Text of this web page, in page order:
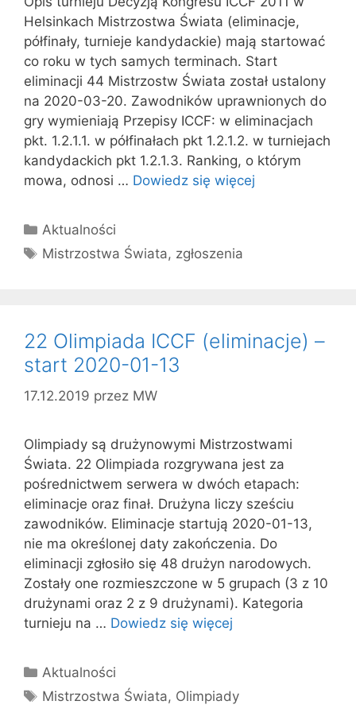
Helsinkach Mistrzostwa Świata (eliminacje,
półfinały, turnieje kandydackie) mają startować
co roku w tych samych terminach. Start
eliminacji 44 Mistrzostw Świata został ustalony
na 2020-03-20. Zawodników uprawnionych do
gry wymieniają Przepisy ICCF: w eliminacjach
pkt. 1.2.1.1. w półfinałach pkt 1.2.1.2. w turniejach
kandydackich pkt 1.2.1.3. Ranking, o którym
mowa, odnosi … Dowiedz się więcej
Kategorie
Aktualności
Tagi
Mistrzostwa Świata, zgłoszenia
22 Olimpiada ICCF (eliminacje) –
start 2020-01-13
17.12.2019 przez MW
Olimpiady są drużynowymi Mistrzostwami
Świata. 22 Olimpiada rozgrywana jest za
pośrednictwem serwera w dwóch etapach:
eliminacje oraz finał. Drużyna liczy sześciu
zawodników. Eliminacje startują 2020-01-13,
nie ma określonej daty zakończenia. Do
eliminacji zgłosiło się 48 drużyn narodowych.
Zostały one rozmieszczone w 5 grupach (3 z 10
drużynami oraz 2 z 9 drużynami). Kategoria
turnieju na … Dowiedz się więcej
Kategorie
Aktualności
Tagi
Mistrzostwa Świata, Olimpiady